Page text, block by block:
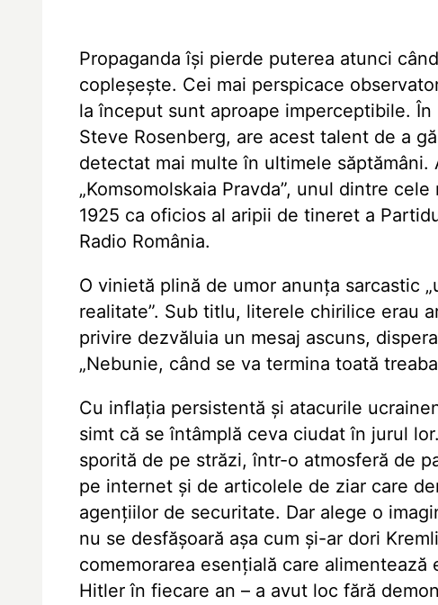
Propaganda își pierde puterea atunci
copleșește. Cei mai perspicace
la început sunt aproape imperceptibile.
Steve Rosenberg, are acest talent de a
detectat mai multe în ultimele
„Komsomolskaia Pravda”, unul dintre
1925 ca oficios al aripii de tineret a
Radio România.
O vinietă plină de umor anunța sarcastic
realitate”. Sub titlu, literele chirilice erau
privire dezvăluia un mesaj ascuns,
„Nebunie, când se va termina toată treaba
Cu inflația persistentă și atacurile
simt că se întâmplă ceva ciudat în jurul
sporită de pe străzi, într-o atmosferă de
pe internet și de articolele de ziar care
agențiilor de securitate. Dar alege o
nu se desfășoară așa cum și-ar dori
comemorarea esențială care
Hitler în fiecare an – a avut loc fără